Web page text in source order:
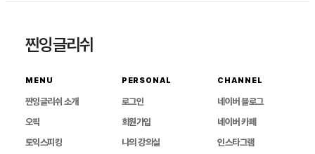
찐잉글리쉬
MENU
찐잉글리쉬 소개
오픽
토익스피킹
PERSONAL
로그인
회원가입
나의 강의실
CHANNEL
네이버 블로그
네이버 카페
인스타그램